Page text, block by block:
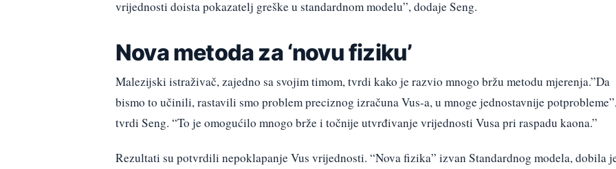
vrijednosti doista pokazatelj greške u standardnom modelu”, dodaje Seng.
Nova metoda za ‘novu fiziku’
Malezijski istraživač, zajedno sa svojim timom, tvrdi kako je razvio mnogo bržu metodu mjerenja.”Da
bismo to učinili, rastavili smo problem preciznog izračuna Vus-a, u mnoge jednostavnije
tvrdi Seng. “To je omogućilo mnogo brže i točnije utvrđivanje vrijednosti Vusa pri raspadu kaona.”
Rezultati su potvrdili nepoklapanje Vus vrijednosti. “Nova fizika” izvan Standardnog modela, dobila